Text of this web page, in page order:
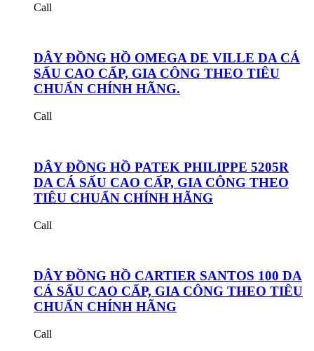
Call
DÂY ĐỒNG HỒ OMEGA DE VILLE DA CÁ
SẤU CAO CẤP, GIA CÔNG THEO TIÊU
CHUẨN CHÍNH HÃNG.
Call
DÂY ĐỒNG HỒ PATEK PHILIPPE 5205R
DA CÁ SẤU CAO CẤP, GIA CÔNG THEO
TIÊU CHUẨN CHÍNH HÃNG
Call
DÂY ĐỒNG HỒ CARTIER SANTOS 100 DA
CÁ SẤU CAO CẤP, GIA CÔNG THEO TIÊU
CHUẨN CHÍNH HÃNG
Call